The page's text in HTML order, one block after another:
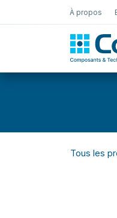
À propos
Tous les